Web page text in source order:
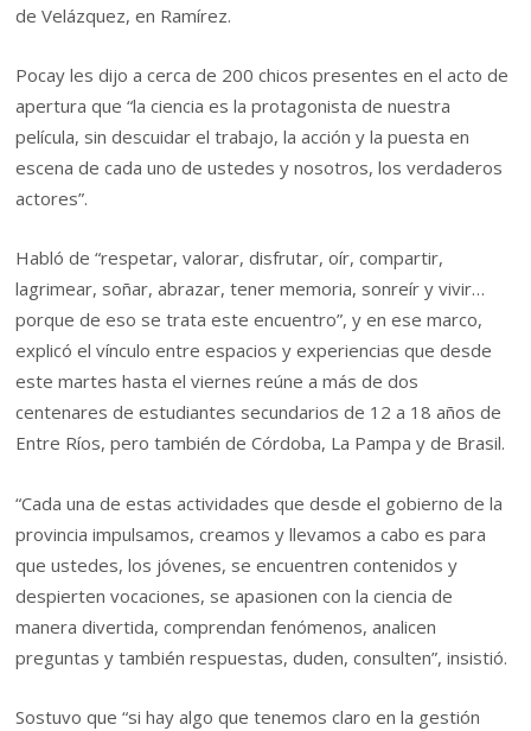
de Velázquez, en Ramírez.
Pocay les dijo a cerca de 200 chicos presentes en el acto de
apertura que “la ciencia es la protagonista de nuestra
película, sin descuidar el trabajo, la acción y la puesta en
escena de cada uno de ustedes y nosotros, los verdaderos
actores”.
Habló de “respetar, valorar, disfrutar, oír, compartir,
lagrimear, soñar, abrazar, tener memoria, sonreír y vivir…
porque de eso se trata este encuentro”, y en ese marco,
explicó el vínculo entre espacios y experiencias que desde
este martes hasta el viernes reúne a más de dos
centenares de estudiantes secundarios de 12 a 18 años de
Entre Ríos, pero también de Córdoba, La Pampa y de Brasil.
“Cada una de estas actividades que desde el gobierno de la
provincia impulsamos, creamos y llevamos a cabo es para
que ustedes, los jóvenes, se encuentren contenidos y
despierten vocaciones, se apasionen con la ciencia de
manera divertida, comprendan fenómenos, analicen
preguntas y también respuestas, duden, consulten”, insistió.
Sostuvo que “si hay algo que tenemos claro en la gestión